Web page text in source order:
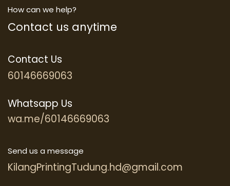
How can we help?
Contact us anytime
Contact Us
60146669063
Whatsapp Us
wa.me/60146669063
Send us a message
KilangPrintingTudung.hd@gmail.com